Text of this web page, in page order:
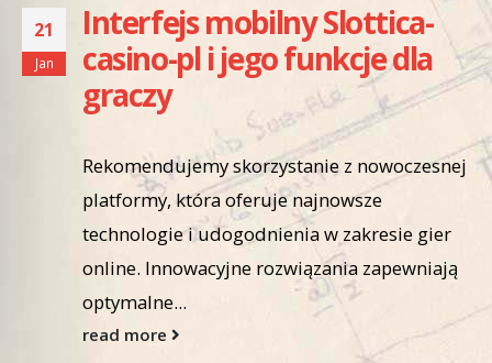
21
Jan
Interfejs mobilny Slottica-
casino-pl i jego funkcje dla
graczy
Rekomendujemy skorzystanie z nowoczesnej
platformy, która oferuje najnowsze
technologie i udogodnienia w zakresie gier
online. Innowacyjne rozwiązania zapewniają
optymalne...
read more